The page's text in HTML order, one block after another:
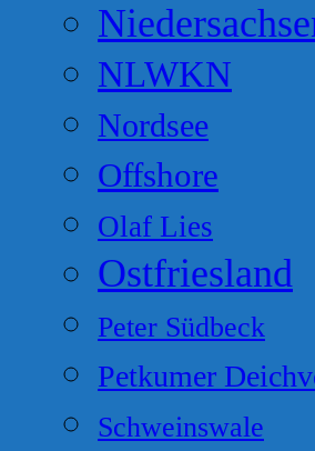
NLWKN
Nordsee
Offshore
Olaf Lies
Ostfriesland
Peter Südbeck
Petkumer
Schweinswale